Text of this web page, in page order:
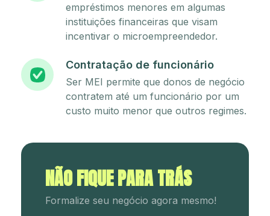
empréstimos menores em algumas
instituições financeiras que visam
incentivar o microempreendedor.
Contratação de funcionário
Ser MEI permite que donos de negócio
contratem até um funcionário por um
custo muito menor que outros regimes.
NÃO FIQUE PARA TRÁS
Formalize seu negócio agora mesmo!